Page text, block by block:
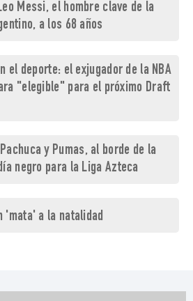
Messi, el hombre clave de la
a los 68 años
el deporte: el exjugador de la NBA
"elegible" para el próximo Draft
y Pumas, al borde de la
negro para la Liga Azteca
'mata' a la natalidad